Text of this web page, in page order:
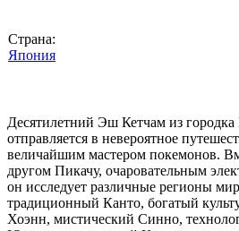
Страна:
Япония
Десятилетний Эш Кетчам из городка
отправляется в невероятное
величайшим мастером покемонов.
другом Пикачу, очаровательным
он исследует различные регионы
традиционный Канто, богатый
Хоэнн, мистический Синно,